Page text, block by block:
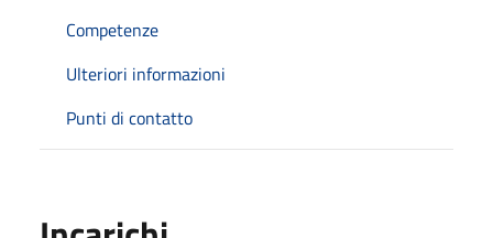
Competenze
Ulteriori informazioni
Punti di contatto